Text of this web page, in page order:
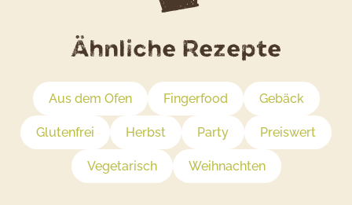
Ähnliche Rezepte
Aus dem Ofen Fingerfood Gebäck
Glutenfrei Herbst Party Preiswert
Vegetarisch Weihnachten